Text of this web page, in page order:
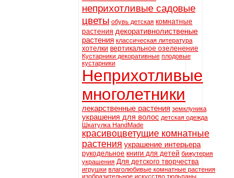
неприхотливые садовые
цветы обувь детская комнатные
растения декоративнолиственые
растения классическая литература
хотелки вертикальное озеленение
Кустарники декоративные плодовые
кустарники
Неприхотливые
многолетники
лекарственные растения земклуника
украшения для волос детская одежда
Шкатулка HandMade
красивоцветущие комнатные
растения украшение интерьера
рукодельное книги для детей бижутерия
украшения Для детского творчества
игрушки влаголюбивые комнатные растения
изобразительное искусство тюльпаны